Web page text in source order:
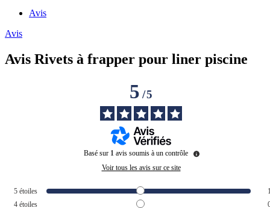
Avis
Avis
Avis Rivets à frapper pour liner piscine
5/5
Basé sur 1 avis soumis à un contrôle
Voir tous les avis sur ce site
5 étoiles
4 étoiles